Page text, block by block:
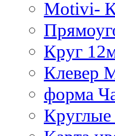
Motivi-
Круг
Клевер
форма